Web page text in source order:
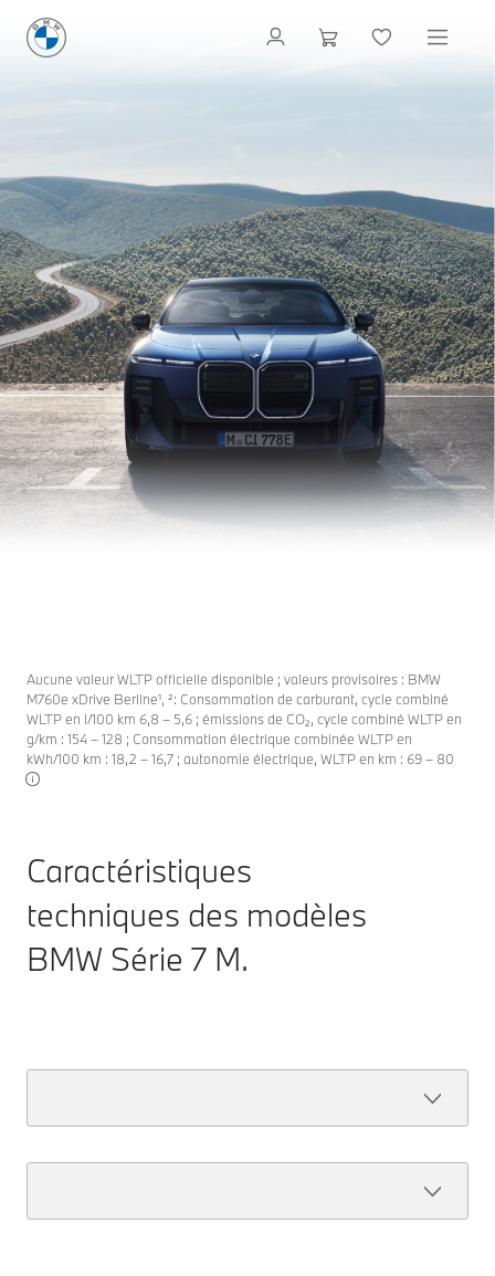
MODÈLES M DE LA
BMW SÉRIE 7 :
CARACTÉRISTIQUES
TECHNIQUES
L'EXIGENCE DANS LES MOINDRES DÉTAILS. UN
VÉHICULE CONÇU AVEC PASSION.
Aucune valeur WLTP officielle disponible ; valeurs provisoires : BMW
M760e xDrive Berline¹, ²: Consommation de carburant, cycle combiné
WLTP en l/100 km 6,8 – 5,6 ; émissions de CO₂, cycle combiné WLTP en
g/km : 154 – 128 ; Consommation électrique combinée WLTP en
kWh/100 km : 18,2 – 16,7 ; autonomie électrique, WLTP en km : 69 – 80
Caractéristiques
techniques des modèles
BMW Série 7 M.